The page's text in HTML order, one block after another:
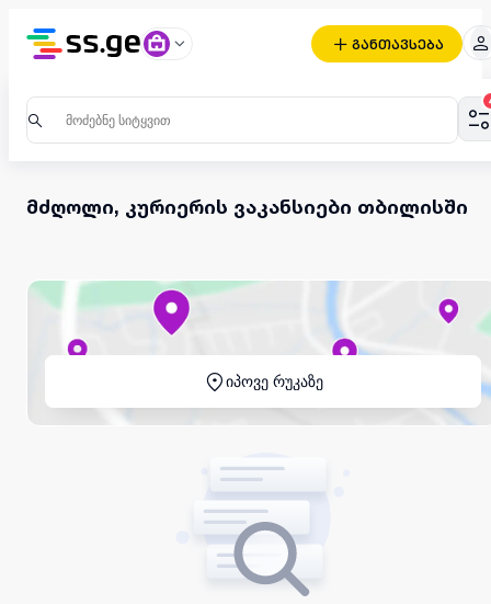
განთავსება
მძღოლი, კურიერის ვაკანსიები თბილისში
იპოვე რუკაზე